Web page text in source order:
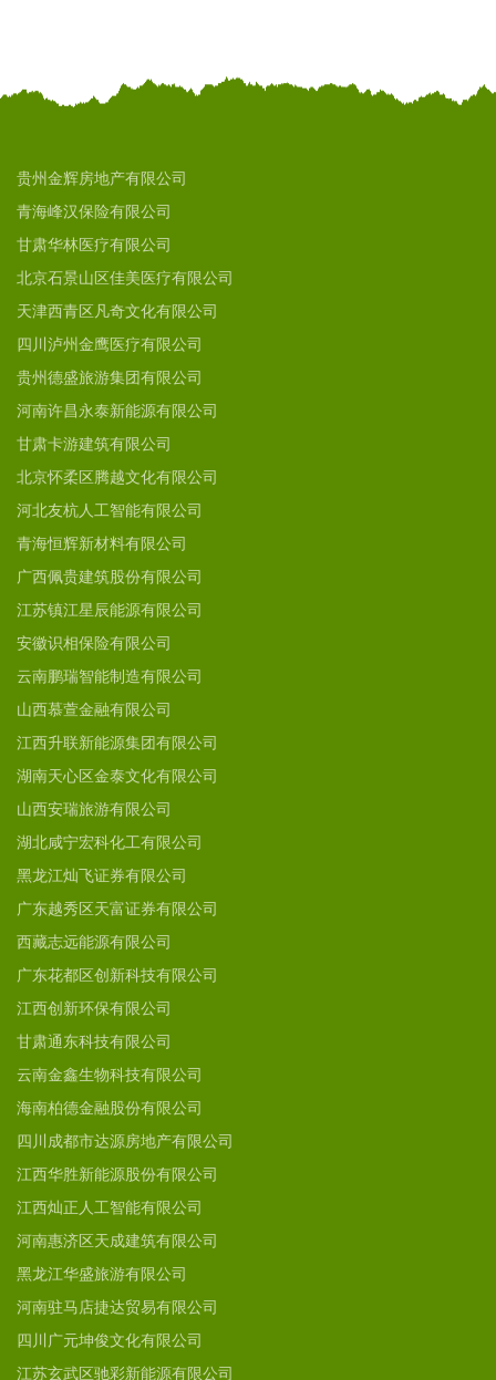
贵州金辉房地产有限公司
青海峰汉保险有限公司
甘肃华林医疗有限公司
北京石景山区佳美医疗有限公司
天津西青区凡奇文化有限公司
四川泸州金鹰医疗有限公司
贵州德盛旅游集团有限公司
河南许昌永泰新能源有限公司
甘肃卡游建筑有限公司
北京怀柔区腾越文化有限公司
河北友杭人工智能有限公司
青海恒辉新材料有限公司
广西佩贵建筑股份有限公司
江苏镇江星辰能源有限公司
安徽识相保险有限公司
云南鹏瑞智能制造有限公司
山西慕萱金融有限公司
江西升联新能源集团有限公司
湖南天心区金泰文化有限公司
山西安瑞旅游有限公司
湖北咸宁宏科化工有限公司
黑龙江灿飞证券有限公司
广东越秀区天富证券有限公司
西藏志远能源有限公司
广东花都区创新科技有限公司
江西创新环保有限公司
甘肃通东科技有限公司
云南金鑫生物科技有限公司
海南柏德金融股份有限公司
四川成都市达源房地产有限公司
江西华胜新能源股份有限公司
江西灿正人工智能有限公司
河南惠济区天成建筑有限公司
黑龙江华盛旅游有限公司
河南驻马店捷达贸易有限公司
四川广元坤俊文化有限公司
江苏玄武区驰彩新能源有限公司